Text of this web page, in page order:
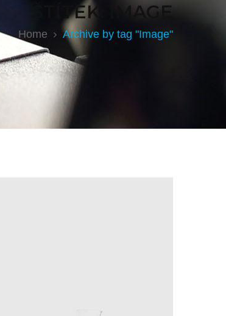
ŠTÍTEK: IMAGE
Home Archive by tag "Image"